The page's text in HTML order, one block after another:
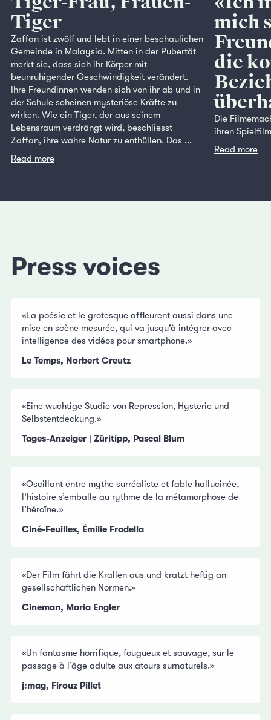
Tiger
Zaffan ist zwölf und lebt in einer beschaulichen
Gemeinde in Malaysia. Mitten in der Pubertät
merkt sie, dass sich ihr Körper mit
beunruhigender Geschwindigkeit verändert.
Ihre Freundinnen wenden sich von ihr ab und in
der Schule scheinen mysteriöse Kräfte zu
wirken. Wie ein Tiger, der aus seinem
Lebensraum verdrängt wird, beschliesst
Zaffan, ihre wahre Natur zu enthüllen. Das ...
Read more
mich
die
Die
ihren
Read more
Press voices
«La poésie et le grotesque affleurent aussi dans une
mise en scène mesurée, qui va jusqu’à intégrer avec
intelligence des vidéos pour smartphone.»
Le Temps, Norbert Creutz
«Eine wuchtige Studie von Repression, Hysterie und
Selbstentdeckung.»
Tages-Anzeiger | Züritipp, Pascal Blum
«Oscillant entre mythe surréaliste et fable hallucinée,
l’histoire s’emballe au rythme de la métamorphose de
l’héroïne.»
Ciné-Feuilles, Émilie Fradella
«Der Film fährt die Krallen aus und kratzt heftig an
gesellschaftlichen Normen.»
Cineman, Maria Engler
«Un fantasme horrifique, fougueux et sauvage, sur le
passage à l’âge adulte aux atours surnaturels.»
j:mag, Firouz Pillet